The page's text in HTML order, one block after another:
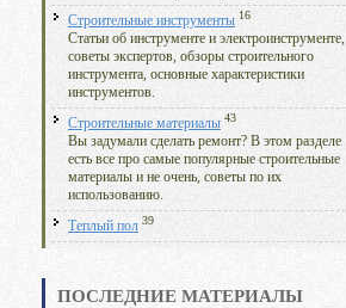
Строительные инструменты 16
Статьи об инструменте и электроинструменте,
советы экспертов, обзоры строительного
инструмента, основные характеристики
инструментов.
Строительные материалы 43
Вы задумали сделать ремонт? В этом разделе
есть все про самые популярные строительные
материалы и не очень, советы по их
использованию.
Теплый пол 39
ПОСЛЕДНИЕ МАТЕРИАЛЫ